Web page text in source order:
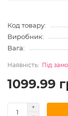
Код товару:
Виробник:
Вага:
Під
1099.99